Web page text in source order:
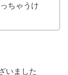
ちゃうけ
いました